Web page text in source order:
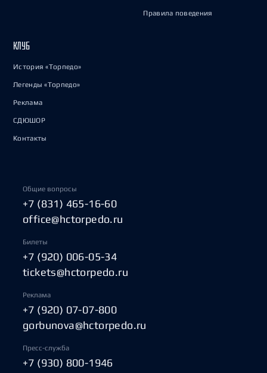
Правила поведения
КЛУБ
История «Торпедо»
Легенды «Торпедо»
Реклама
СДЮШОР
Контакты
Общие вопросы
+7 (831) 465-16-60
office@hctorpedo.ru
Билеты
+7 (920) 006-05-34
tickets@hctorpedo.ru
Реклама
+7 (920) 07-07-800
gorbunova@hctorpedo.ru
Пресс-служба
+7 (930) 800-1946